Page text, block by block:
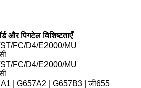
और पिगटेल विशिष्टताएँ
FC/D4/E2000/MU
FC/D4/E2000/MU
| G657A2 | G657B3 | जी655